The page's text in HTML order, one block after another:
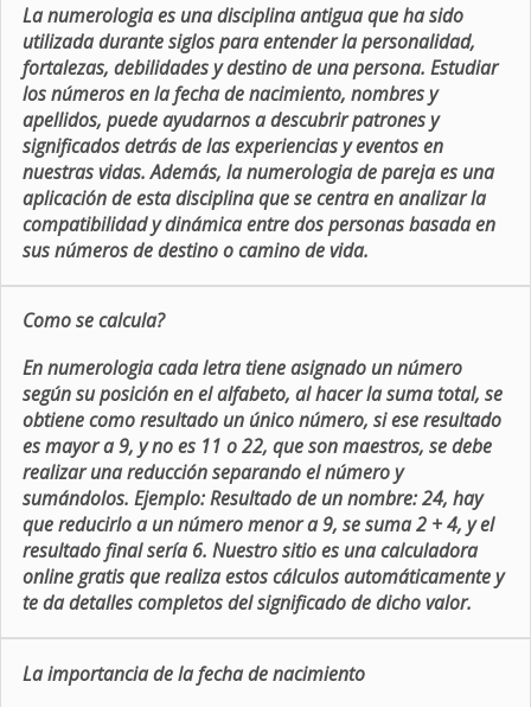
La numerologia es una disciplina antigua que ha sido
utilizada durante siglos para entender la personalidad,
fortalezas, debilidades y destino de una persona. Estudiar
los números en la fecha de nacimiento, nombres y
apellidos, puede ayudarnos a descubrir patrones y
significados detrás de las experiencias y eventos en
nuestras vidas. Además, la numerologia de pareja es una
aplicación de esta disciplina que se centra en analizar la
compatibilidad y dinámica entre dos personas basada en
sus números de destino o camino de vida.
Como se calcula?
En numerologia cada letra tiene asignado un número
según su posición en el alfabeto, al hacer la suma total, se
obtiene como resultado un único número, si ese resultado
es mayor a 9, y no es 11 o 22, que son maestros, se debe
realizar una reducción separando el número y
sumándolos. Ejemplo: Resultado de un nombre: 24, hay
que reducirlo a un número menor a 9, se suma 2 + 4, y el
resultado final sería 6. Nuestro sitio es una calculadora
online gratis que realiza estos cálculos automáticamente y
te da detalles completos del significado de dicho valor.
La importancia de la fecha de nacimiento